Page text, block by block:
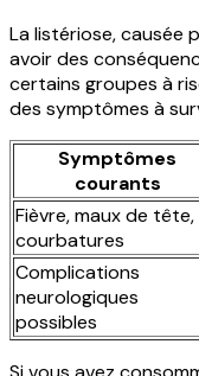
La listériose, causée
avoir des
certains groupes à
des symptômes à
Symptômes
courants
Fièvre, maux de tête,
courbatures
Complications
neurologiques
possibles